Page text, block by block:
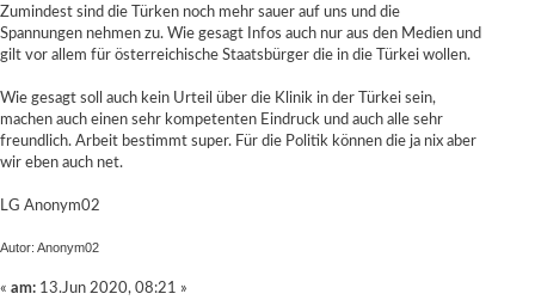
Zumindest sind die Türken noch mehr sauer auf uns und die
Spannungen nehmen zu. Wie gesagt Infos auch nur aus den Medien und
gilt vor allem für österreichische Staatsbürger die in die Türkei wollen.
Wie gesagt soll auch kein Urteil über die Klinik in der Türkei sein,
machen auch einen sehr kompetenten Eindruck und auch alle sehr
freundlich. Arbeit bestimmt super. Für die Politik können die ja nix aber
wir eben auch net.
LG Anonym02
Autor: Anonym02
« am: 13.Jun 2020, 08:21 »